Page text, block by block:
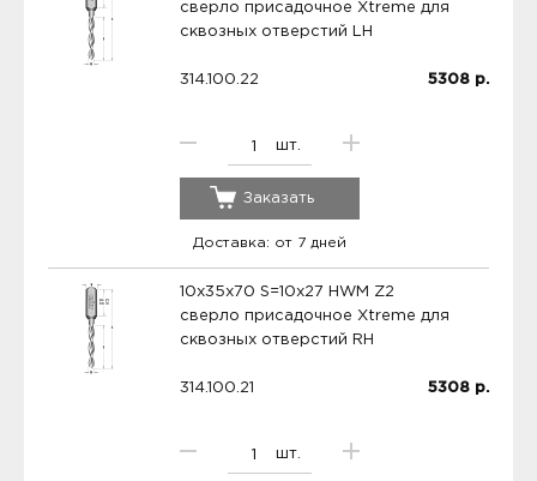
сверло присадочное Xtreme для
сквозных отверстий LH
314.100.22
шт.
5308 р.
Заказать
Доставка: от 7 дней
10x35x70 S=10x27 HWM Z2
сверло присадочное Xtreme для
сквозных отверстий RH
314.100.21
шт.
5308 р.